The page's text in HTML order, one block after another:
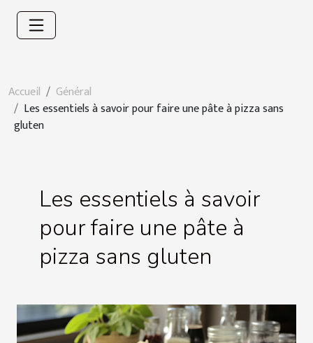
Accueil
Général
Les essentiels à savoir pour faire une pâte à pizza sans
gluten
Les essentiels à savoir
pour faire une pâte à
pizza sans gluten